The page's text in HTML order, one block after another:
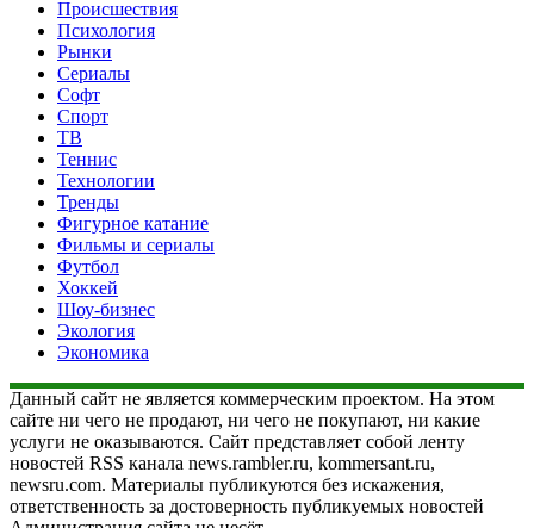
Происшествия
Психология
Рынки
Сериалы
Софт
Спорт
ТВ
Теннис
Технологии
Тренды
Фигурное катание
Фильмы и сериалы
Футбол
Хоккей
Шоу-бизнес
Экология
Экономика
Данный сайт не является коммерческим проектом. На этом
сайте ни чего не продают, ни чего не покупают, ни какие
услуги не оказываются. Сайт представляет собой ленту
новостей RSS канала news.rambler.ru, kommersant.ru,
newsru.com. Материалы публикуются без искажения,
ответственность за достоверность публикуемых новостей